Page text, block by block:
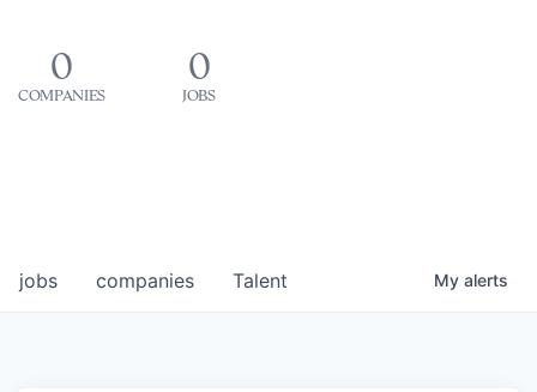
0
COMPANIES
0
JOBS
jobs companies Talent My alerts